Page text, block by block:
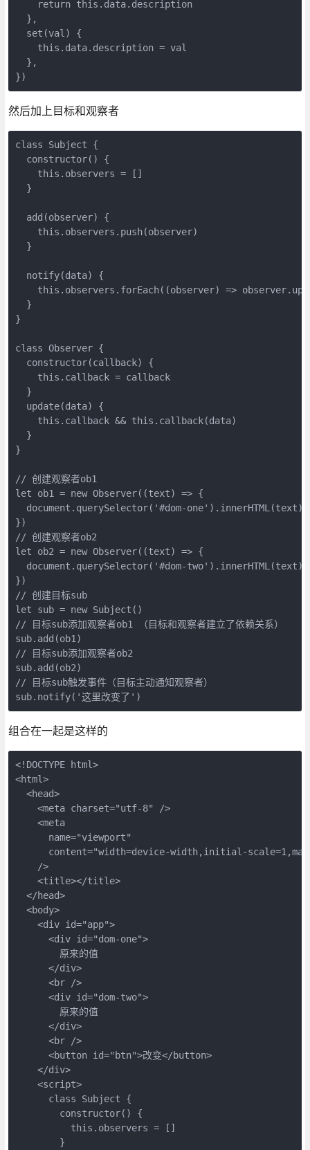
    return this.data.description
  },
  set(val) {
    this.data.description = val
  },
})
然后加上目标和观察者
class Subject {
  constructor() {
    this.observers = []
  }
  add(observer) {
    this.observers.push(observer)
  }
  notify(data) {
this.observers.forEach((observer) =>
  }
}
class Observer {
  constructor(callback) {
    this.callback = callback
  }
  update(data) {
    this.callback && this.callback(data)
  }
}
// 创建观察者ob1
let ob1 = new Observer((text) => {
  document.querySelector('#dom-one').innerHTML(text)
})
// 创建观察者ob2
let ob2 = new Observer((text) => {
  document.querySelector('#dom-two').innerHTML(text)
})
// 创建目标sub
let sub = new Subject()
// 目标sub添加观察者ob1 （目标和观察者建立了依赖关系）
sub.add(ob1)
// 目标sub添加观察者ob2
sub.add(ob2)
// 目标sub触发事件（目标主动通知观察者）
sub.notify('这里改变了')
组合在一起是这样的
<!DOCTYPE html>
<html>
  <head>
    <meta charset="utf-8" />
    <meta
      name="viewport"
content="width=device-width,initial-
    />
    <title></title>
  </head>
  <body>
    <div id="app">
      <div id="dom-one">
        原来的值
      </div>
      <br />
      <div id="dom-two">
        原来的值
      </div>
      <br />
      <button id="btn">改变</button>
    </div>
    <script>
      class Subject {
        constructor() {
          this.observers = []
        }